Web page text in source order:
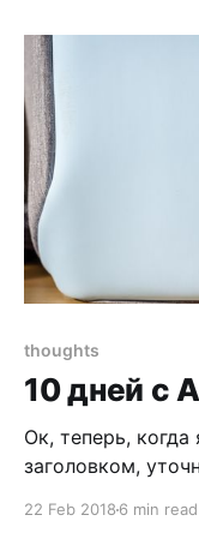
характеристики
128 SSD. Если
thoughts
10 дней с
Ок, теперь,
заголовком,
22 Feb 2018 6 min read